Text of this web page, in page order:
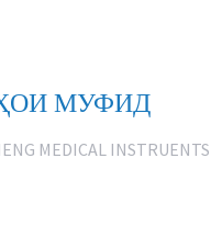
МУФИД
MEDICAL INSTRUENTS